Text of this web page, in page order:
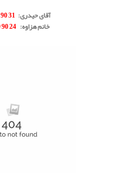
آقای حیدری:
31 90 296 0912
خانم هزاوه:
24 90 649 0902